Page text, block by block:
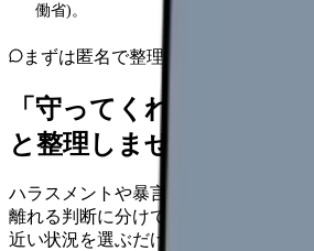
働省)。
まずは匿名で整理
「守ってくれる職場」
と整理しませんか。
ハラスメントや暴言を、身の安全・
離れる判断に分けて整理します。 「
近い状況を選ぶだけで、次に確認する